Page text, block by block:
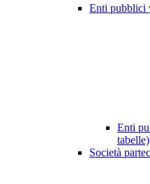
Enti pubblici
Enti
tabelle)
Società